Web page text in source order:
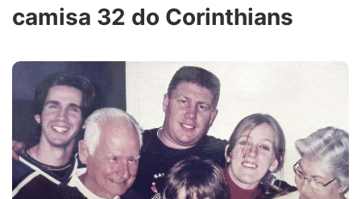
camisa 32 do Corinthians